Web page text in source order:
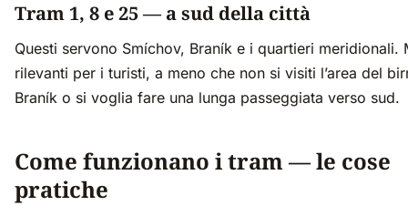
Tram 1, 8 e 25 — a sud della città
Questi servono Smíchov, Braník e i quartieri meridionali.
rilevanti per i turisti, a meno che non si visiti l’area del
Braník o si voglia fare una lunga passeggiata verso sud.
Come funzionano i tram — le cose
pratiche